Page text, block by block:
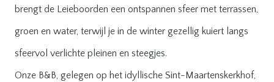
brengt de Leieboorden een ontspannen sfeer met terrassen,
groen en water, terwijl je in de winter gezellig kuiert langs
sfeervol verlichte pleinen en steegjes.
Onze B&B, gelegen op het idyllische Sint-Maartenskerkhof,